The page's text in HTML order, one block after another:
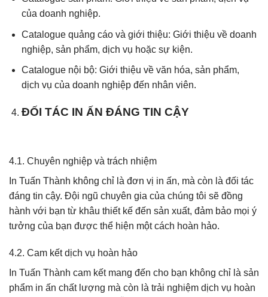
của doanh nghiệp.
Catalogue quảng cáo và giới thiệu: Giới thiệu về doanh
nghiệp, sản phẩm, dịch vụ hoặc sự kiện.
Catalogue nội bộ: Giới thiệu về văn hóa, sản phẩm,
dịch vụ của doanh nghiệp đến nhân viên.
ĐỐI TÁC IN ẤN ĐÁNG TIN CẬY
4.1. Chuyên nghiệp và trách nhiệm
In Tuấn Thành không chỉ là đơn vị in ấn, mà còn là đối tác
đáng tin cậy. Đội ngũ chuyên gia của chúng tôi sẽ đồng
hành với bạn từ khâu thiết kế đến sản xuất, đảm bảo mọi ý
tưởng của bạn được thể hiện một cách hoàn hảo.
4.2. Cam kết dịch vụ hoàn hảo
In Tuấn Thành cam kết mang đến cho bạn không chỉ là sản
phẩm in ấn chất lượng mà còn là trải nghiệm dịch vụ hoàn